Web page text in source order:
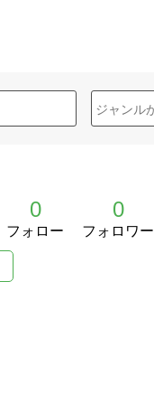
0
フォロー
0
フォロワー